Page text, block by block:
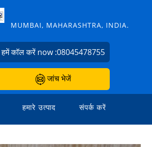
MUMBAI, MAHARASHTRA, INDIA.
हमें कॉल करें now :08045478755
जांच भेजें
हमारे उत्पाद संपर्क करें